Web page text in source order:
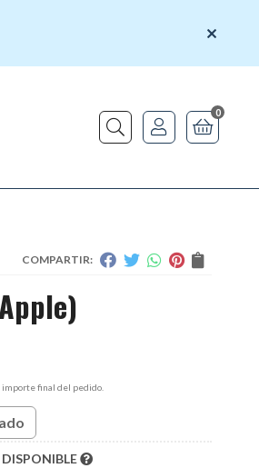
Buscar
0
COMPARTIR:
importe final del pedido.